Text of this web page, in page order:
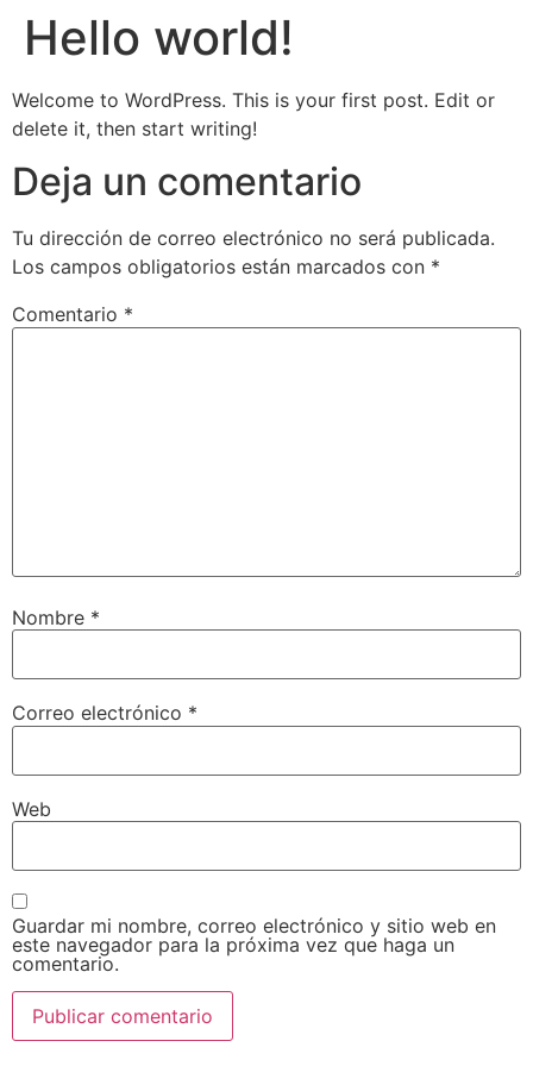
Hello world!
Welcome to WordPress. This is your first post. Edit or
delete it, then start writing!
Deja un comentario
Tu dirección de correo electrónico no será publicada.
Los campos obligatorios están marcados con *
Comentario *
Nombre *
Correo electrónico *
Web
Guardar mi nombre, correo electrónico y sitio web en
este navegador para la próxima vez que haga un
comentario.